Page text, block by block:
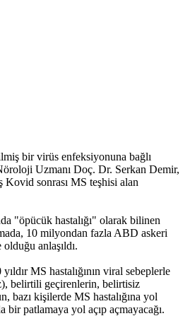
bir virüs enfeksiyonuna bağlı
Uzmanı Doç. Dr. Serkan Demir,
Kovid sonrası MS teşhisi alan
"öpücük hastalığı" olarak bilinen
10 milyondan fazla ABD askeri
anlaşıldı.
MS hastalığının viral sebeplerle
belirtili geçirenlerin, belirtisiz
bazı kişilerde MS hastalığına yol
patlamaya yol açıp açmayacağı.